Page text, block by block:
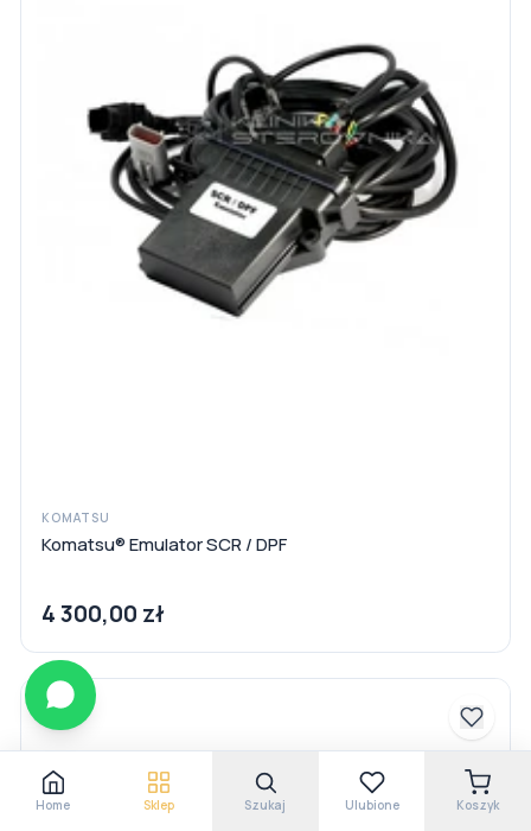
KOMATSU
Komatsu® Emulator SCR / DPF
4 300,00 zł
Home Sklep Szukaj Ulubione Koszyk